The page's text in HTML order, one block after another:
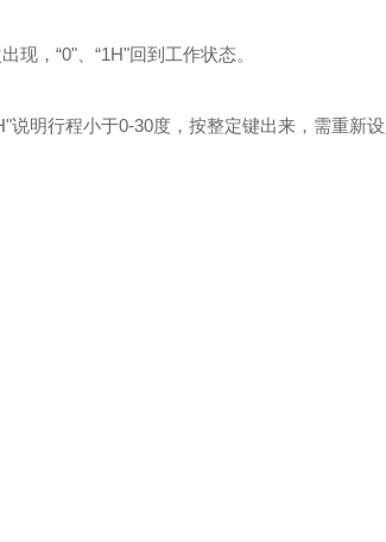
，“0"、“1H"回到工作状态。
明行程小于0-30度，按整定键出来，需重新设